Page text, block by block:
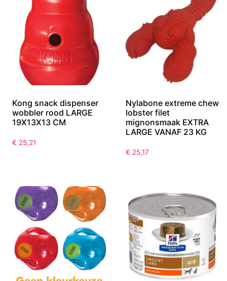
Kong snack dispenser
wobbler rood LARGE
19X13X13 CM
€ 25,21
Nylabone extreme chew
lobster filet
mignonsmaak EXTRA
LARGE VANAF 23 KG
€ 25,17